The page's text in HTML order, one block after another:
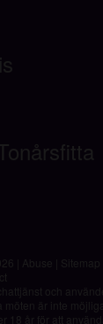
Abuse Sitemap
och
är inte
18 år för att